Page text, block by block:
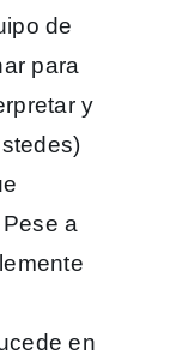
de
para
y
a
en